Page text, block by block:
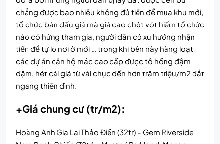
chẳng được bao nhiêu không đủ tiền để mua khu mới,
tổ chức bán đấu giá mà giá cao chót vót hiếm tổ chức
nào có hứng tham gia, người dân có xu hướng nhận
tiền để tự lo nơi ở mới … trong khi bên này hàng loạt
các dự án căn hộ mác cao cấp được tô hồng đậm
đậm, hét cái giá từ vài chục đến hơn trăm triệu/m2 đắt
ngang thiên đình.
+Giá chung cư (tr/m2):
Hoàng Anh Gia Lai Thảo Điền (32tr) – Gem Riverside